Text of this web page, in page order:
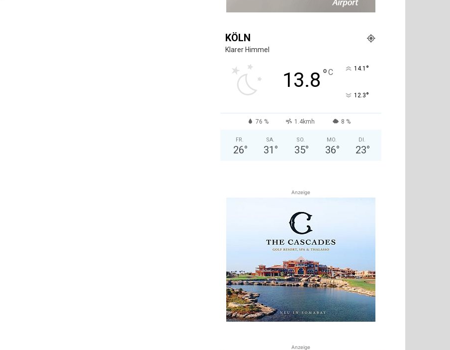
KÖLN
Klarer Himmel
13.8 °C 14.1 °
12.3°
76 % 1.4kmh 8 %
FR.
26°
SA.
31 °
SO.
35°
MO.
36°
DI.
23°
Anzeige
Anzeige